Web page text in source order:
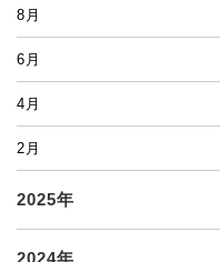
8月
6月
4月
2月
2025年
2024年